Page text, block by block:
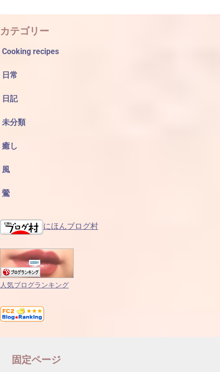
カテゴリー
Cooking recipes
日常
日記
未分類
癒し
風
鶯
にほんブログ村
人気ブログランキング
固定ページ